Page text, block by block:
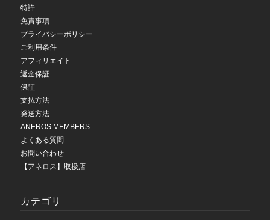
特許
免責事項
プライバシーポリシー
ご利用条件
アフィリエイト
返金保証
保証
支払方法
発送方法
ANEROS MEMBERS
よくある質問
お問い合わせ
【アネロス】取扱店
カテゴリ